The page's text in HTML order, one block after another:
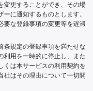
変更することができ、その場
に通知するものとします。
要な登録事項の変更等を遅滞
条規定の登録事項を満たせな
利用を一時的に停止し、また
くは本サービスの利用契約を
社はその理由について一切開